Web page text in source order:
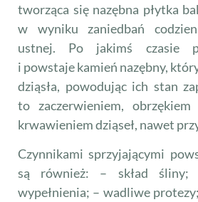
two­rząca się nazębna płytka
w wyniku zaniedbań
ustnej. Po jakimś czasie
i powstaje kamień nazębny,
dziąsła, powodując ich stan
to zaczerwieniem,
krwawieniem dziąseł, nawet
Czynnikami sprzyjającymi
są również: – skład śliny;
wypełnienia; – wadliwe